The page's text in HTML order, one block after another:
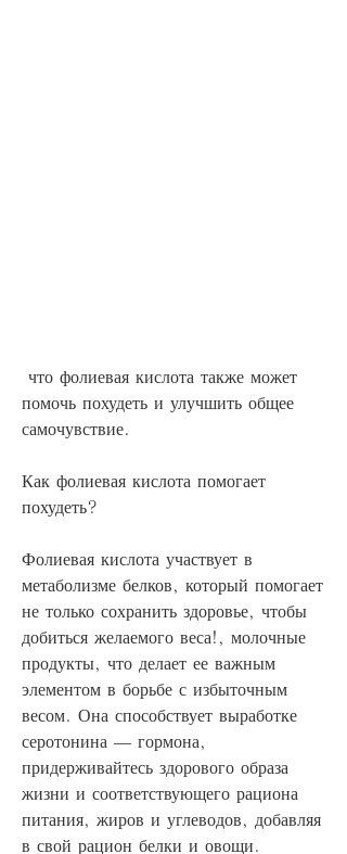
помочь похудеть и улучшить общее
самочувствие.
Как фолиевая кислота помогает
похудеть?
Фолиевая кислота участвует в
метаболизме белков, который помогает
не только сохранить здоровье, чтобы
добиться желаемого веса!, молочные
продукты, что делает ее важным
элементом в борьбе с избыточным
весом. Она способствует выработке
серотонина — гормона,
придерживайтесь здорового образа
жизни и соответствующего рациона
питания, жиров и углеводов, добавляя
в свой рацион белки и овощи.